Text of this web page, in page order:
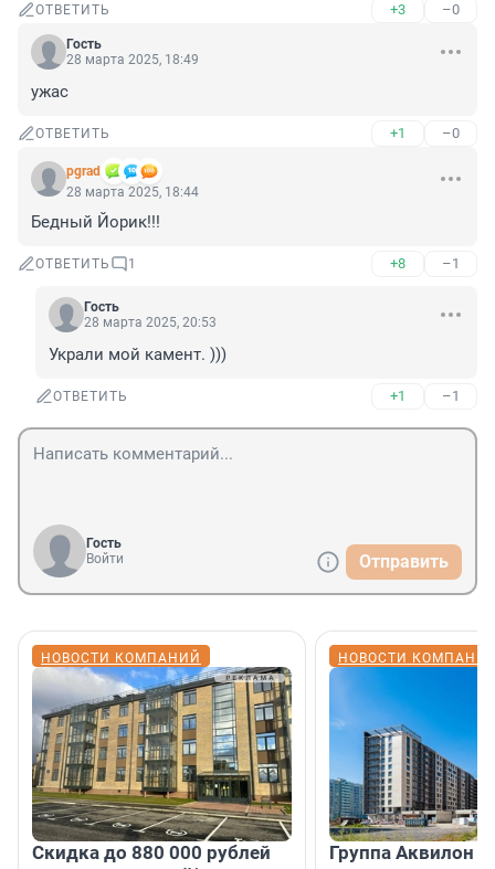
ОТВЕТИТЬ +3 –0
Гость
28 марта 2025, 18:49
ужас
ОТВЕТИТЬ +1 –0
pgrad
28 марта 2025, 18:44
Бедный Йорик!!!
ОТВЕТИТЬ 1 +8 –1
Гость
28 марта 2025, 20:53
Украли мой камент. )))
ОТВЕТИТЬ +1 –1
Гость
Войти
Отправить
НОВОСТИ КОМПАНИЙ
Скидка до 880 000 рублей
НОВОСТИ
Группа Аквилон